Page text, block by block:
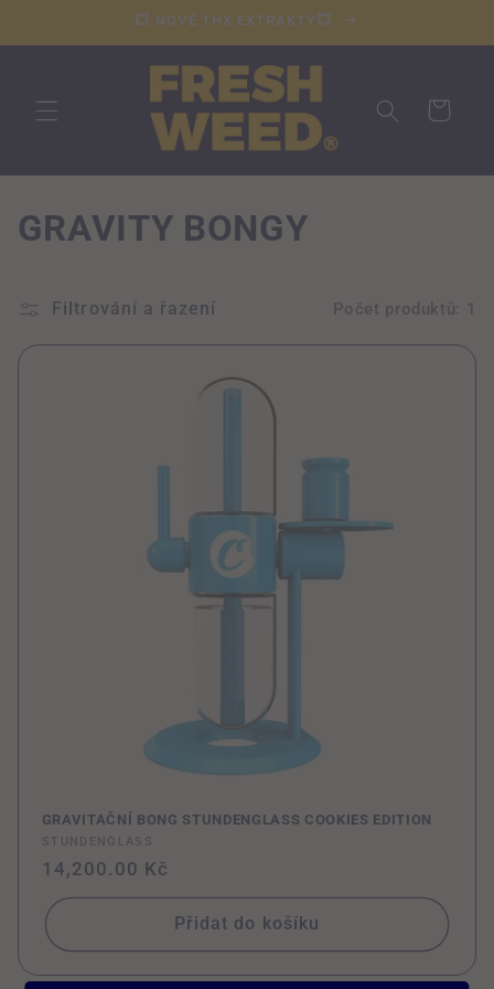
💥 NOVÉ THX EXTRAKTY💥
Košík
K
l
e
GRAVITY BONGY
Filtrování a řazení Počet produktů: 1
GRAVITAČNÍ BONG STUNDENGLASS COOKIES EDITION
Dodavatel:
STUNDENGLASS
Běžná
cena
14,200.00 Kč
Přidat do košíku